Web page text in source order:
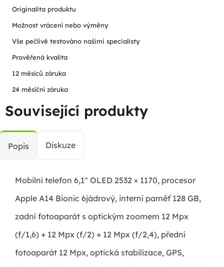
Originalita produktu
Možnost vrácení nebo výměny
Vše pečlivě testováno našimi specialisty
Prověřená kvalita
12 měsíců záruka
24 měsíční záruka
Související produkty
Popis Diskuze
Mobilní telefon 6,1" OLED 2532 × 1170, procesor
Apple A14 Bionic 6jádrový, interní paměť 128 GB,
zadní fotoaparát s optickým zoomem 12 Mpx
(f/1,6) + 12 Mpx (f/2) + 12 Mpx (f/2,4), přední
fotoaparát 12 Mpx, optická stabilizace, GPS,